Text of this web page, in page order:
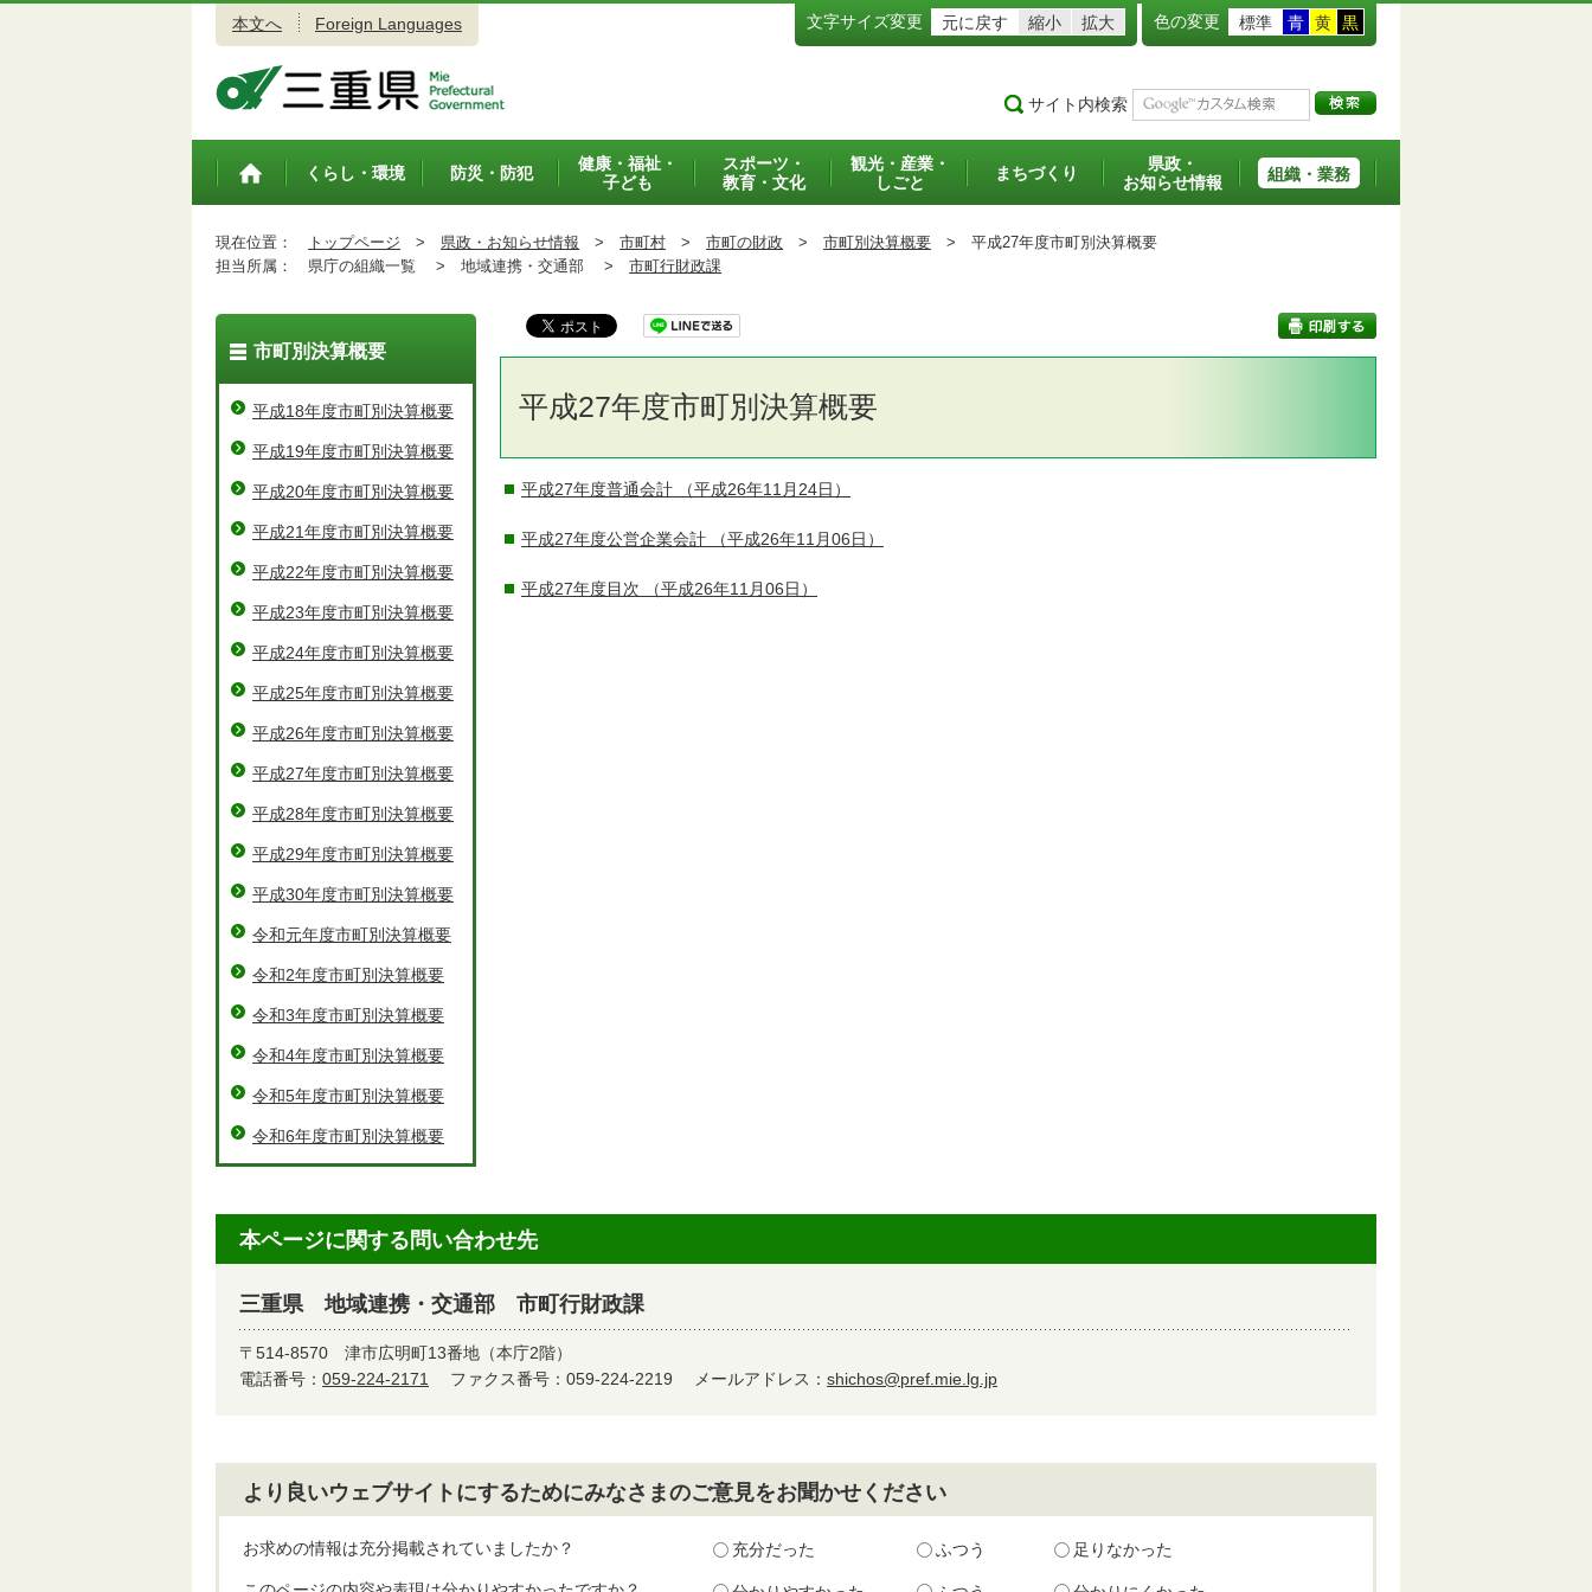
本文へ Foreign Languages 文字サイズ変更 元に戻す 縮小 拡大 色の変更 標準 青 黄 黒
サイト内検索
トップペ
くらし・環境 防災・防犯
健康・福祉・
子ども
スポーツ・
教育・文化
観光・産業・
しごと
まちづくり
県政・
お知らせ情報
組織・業務
現在位置： トップページ > 県政・お知らせ情報 > 市町村 > 市町の財政 > 市町別決算概要 > 平成27年度市町別決算概要
担当所属：
県庁の組織一覧 > 地域連携・交通部 > 市町行財政課
平成27年度市町別決算概要
平成27年度普通会計 （平成26年11月24日）
平成27年度公営企業会計 （平成26年11月06日）
平成27年度目次 （平成26年11月06日）
市町別決算概要
平成18年度市町別決算概要
平成19年度市町別決算概要
平成20年度市町別決算概要
平成21年度市町別決算概要
平成22年度市町別決算概要
平成23年度市町別決算概要
平成24年度市町別決算概要
平成25年度市町別決算概要
平成26年度市町別決算概要
平成27年度市町別決算概要
平成28年度市町別決算概要
平成29年度市町別決算概要
平成30年度市町別決算概要
令和元年度市町別決算概要
令和2年度市町別決算概要
令和3年度市町別決算概要
令和4年度市町別決算概要
令和5年度市町別決算概要
令和6年度市町別決算概要
本ページに関する問い合わせ先
三重県 地域連携・交通部 市町行財政課
〒514-8570 津市広明町13番地（本庁2階）
電話番号： 059-224-2171 ファクス番号：059-224-2219 メールアドレス： shichos@pref.mie.lg.jp
より良いウェブサイトにするためにみなさまのご意見をお聞かせください
お求めの情報は充分掲載されていましたか？ 充分だった ふつう 足りなかった